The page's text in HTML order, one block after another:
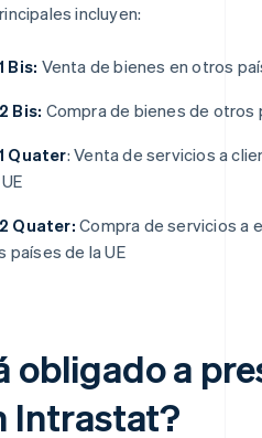
incluyen:
Bis: Venta de bienes en otros
Bis: Compra de bienes de otros
Quater: Venta de servicios a
Quater: Compra de servicios a
de la UE
obligado a
Intrastat?